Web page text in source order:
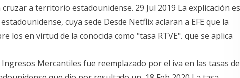
a territorio estadounidense. 29 Jul 2019 La explicación es
cuya sede Desde Netflix aclaran a EFE que la
los en virtud de la conocida como "tasa RTVE", que se aplica
Mercantiles fue reemplazado por el iva en las tasas de